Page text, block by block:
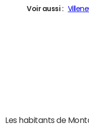
Voir aussi :
Les habitants de